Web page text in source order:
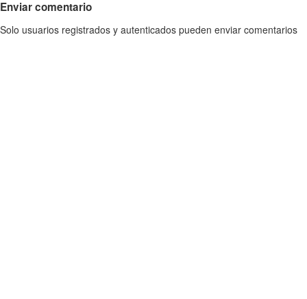
Enviar comentario
Solo usuarios registrados y autenticados pueden enviar comentarios